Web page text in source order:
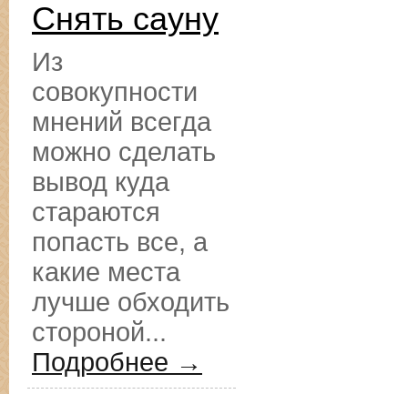
Снять сауну
Из
совокупности
мнений всегда
можно сделать
вывод куда
стараются
попасть все, а
какие места
лучше обходить
стороной...
Подробнее →